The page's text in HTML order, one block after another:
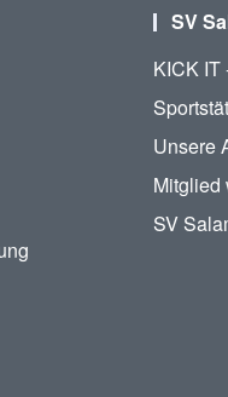
SV
KICK IT
Unsere
Mitglied
SV